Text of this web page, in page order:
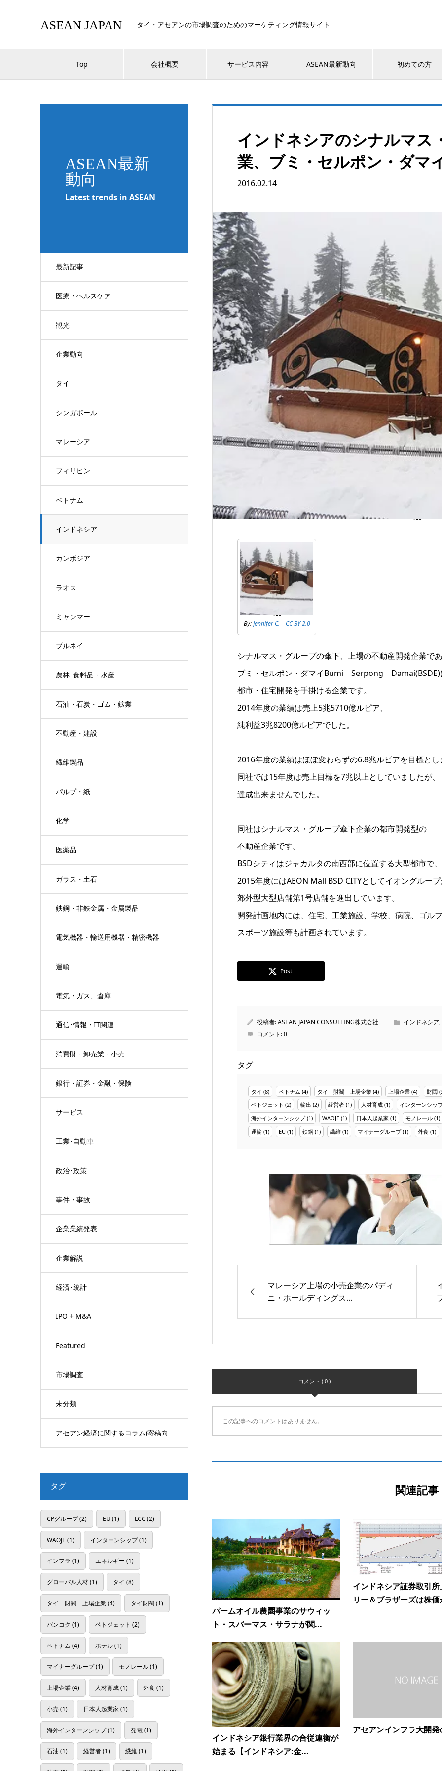
ASEAN JAPAN タイ・アセアンの市場調査のためのマーケティング情報サイト
Top 会社概要 サービス内容 ASEAN最新動向 初めての方
ASEAN最新
動向
Latest trends in ASEAN
最新記事
医療・ヘルスケア
観光
企業動向
タイ
シンガポール
マレーシア
フィリピン
ベトナム
インドネシア
カンボジア
ラオス
ミャンマー
ブルネイ
農林･食料品・水産
石油・石炭・ゴム・鉱業
不動産・建設
繊維製品
パルプ・紙
化学
医薬品
ガラス・土石
鉄鋼・非鉄金属・金属製品
電気機器・輸送用機器・精密機器
運輸
電気・ガス、倉庫
通信･情報・IT関連
消費財・卸売業・小売
銀行・証券・金融・保険
サービス
工業･自動車
政治･政策
事件・事故
企業業績発表
企業解説
経済･統計
IPO + M&A
Featured
市場調査
未分類
アセアン経済に関するコラム(寄稿向
インドネシアのシナルマス
業、ブミ・セルポン・ダマ
2016.02.14
By:Jennifer C. –CC BY 2.0
シナルマス・グループの傘下、上場の不動産開発企業で
ブミ・セルポン・ダマイBumi Serpong Damai(BSDE)
都市・住宅開発を手掛ける企業です。
2014年度の業績は売上5兆5710億ルピア、
純利益3兆8200億ルピアでした。
2016年度の業績はほぼ変わらずの6.8兆ルピアを目標とし
同社では15年度は売上目標を7兆以上としていましたが、
達成出来ませんでした。
同社はシナルマス・グループ傘下企業の都市開発型の
不動産企業です。
BSDシティはジャカルタの南西部に位置する大型都市で、
2015年度にはAEON Mall BSD CITYとしてイオングルー
郊外型大型店舗第1号店舗を進出しています。
開発計画地内には、住宅、工業施設、学校、病院、ゴル
スポーツ施設等も計画されています。
Post
投稿者:ASEAN JAPAN CONSULTING株式会社 インドネシア,
コメント:0
タグ
タイ (8) ベトナム (4) タイ 財閥 上場企業 (4) 上場企業 (4) 財閥
ベトジェット (2) 輸出 (2) 経営者 (1) 人材育成 (1)
インターンシッ
海外インターンシップ(1) WAOJE (1) 日本人起業家 (1) モノレール (1)
運輸 (1) EU (1) 鉄鋼 (1) 繊維 (1) マイナーグループ(1) 外食 (1)
マレーシア上場の小売企業のパディ
ニ・ホールディングス...
コメント ( 0 )
この記事へのコメントはありません。
関連記事
パームオイル農園事業のサウィッ
ト・スバーマス・サラナが関...
インドネシア証券取引
リー＆ブラザーズは株
インドネシア銀行業界の合従連衡が
始まる【インドネシア:金...
アセアンインフラ大開
タグ
CPグループ(2) EU (1) LCC (2)
WAOJE (1) インターンシップ(1)
インフラ (1) エネルギー (1)
グローバル人材(1) タイ (8)
タイ 財閥 上場企業(4) タイ財閥(1)
バンコク (1) ベトジェット (2)
ベトナム (4) ホテル(1)
マイナーグループ(1) モノレール(1)
上場企業(4) 人材育成(1) 外食(1)
小売(1) 日本人起業家 (1)
海外インターンシップ(1) 発電(1)
石油 (1) 経営者(1) 繊維(1)